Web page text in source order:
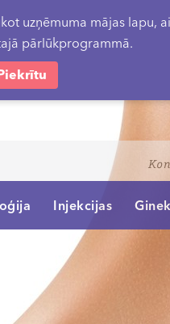
uzņēmuma mājas lapu,
pārlūkprogrammā.
Injekcijas